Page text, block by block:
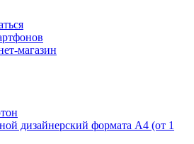
дизайнерский формата А4 (от 1